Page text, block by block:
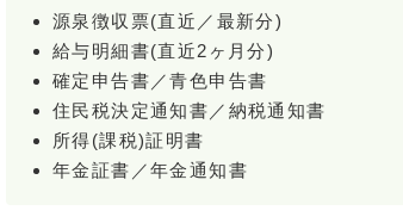
源泉徴収票(直近／最新分)
給与明細書(直近2ヶ月分)
確定申告書／青色申告書
住民税決定通知書／納税通知書
所得(課税)証明書
年金証書／年金通知書